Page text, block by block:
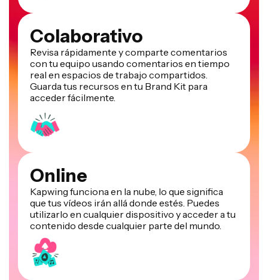
Colaborativo
Revisa rápidamente y comparte comentarios
con tu equipo usando comentarios en tiempo
real en espacios de trabajo compartidos.
Guarda tus recursos en tu Brand Kit para
acceder fácilmente.
Online
Kapwing funciona en la nube, lo que significa
que tus vídeos irán allá donde estés. Puedes
utilizarlo en cualquier dispositivo y acceder a tu
contenido desde cualquier parte del mundo.